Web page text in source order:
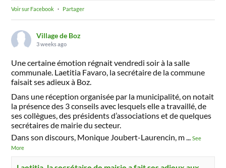
Voir sur Facebook · Partager
Village de Boz
3 weeks ago
Une certaine émotion régnait vendredi soir à la salle
communale. Laetitia Favaro, la secrétaire de la commune
faisait ses adieux à Boz.
Dans une réception organisée par la municipalité, on notait
la présence des 3 conseils avec lesquels elle a travaillé, de
ses collègues, des présidents d’associations et de quelques
secrétaires de mairie du secteur.
Dans son discours, Monique Joubert-Laurencin, m
...See
More